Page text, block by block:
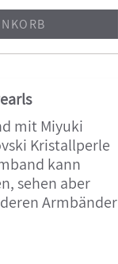
mit Miyuki
Kristallperle
kann
sehen aber
Armbänder